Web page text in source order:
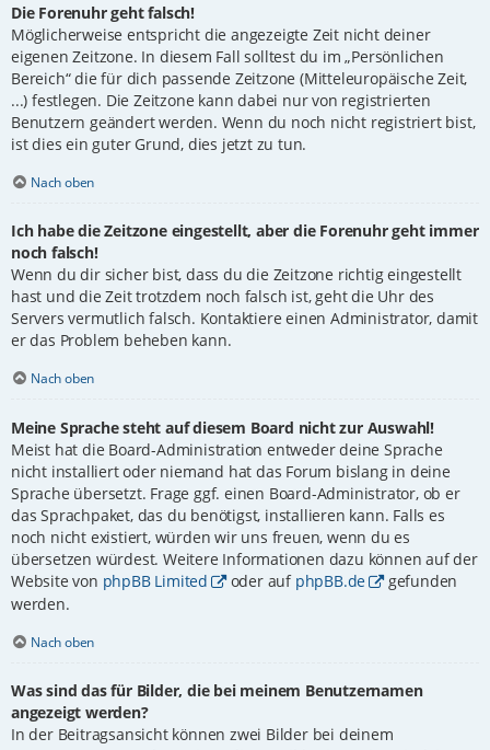
Die Forenuhr geht falsch!
Möglicherweise entspricht die angezeigte Zeit nicht deiner
eigenen Zeitzone. In diesem Fall solltest du im „Persönlichen
Bereich“ die für dich passende Zeitzone (Mitteleuropäische Zeit,
...) festlegen. Die Zeitzone kann dabei nur von registrierten
Benutzern geändert werden. Wenn du noch nicht registriert bist,
ist dies ein guter Grund, dies jetzt zu tun.
Nach oben
Ich habe die Zeitzone eingestellt, aber die Forenuhr geht immer
noch falsch!
Wenn du dir sicher bist, dass du die Zeitzone richtig eingestellt
hast und die Zeit trotzdem noch falsch ist, geht die Uhr des
Servers vermutlich falsch. Kontaktiere einen Administrator, damit
er das Problem beheben kann.
Nach oben
Meine Sprache steht auf diesem Board nicht zur Auswahl!
Meist hat die Board-Administration entweder deine Sprache
nicht installiert oder niemand hat das Forum bislang in deine
Sprache übersetzt. Frage ggf. einen Board-Administrator, ob er
das Sprachpaket, das du benötigst, installieren kann. Falls es
noch nicht existiert, würden wir uns freuen, wenn du es
übersetzen würdest. Weitere Informationen dazu können auf der
Website von phpBB Limited oder auf phpBB.de
gefunden
werden.
Nach oben
Was sind das für Bilder, die bei meinem Benutzernamen
angezeigt werden?
In der Beitragsansicht können zwei Bilder bei deinem